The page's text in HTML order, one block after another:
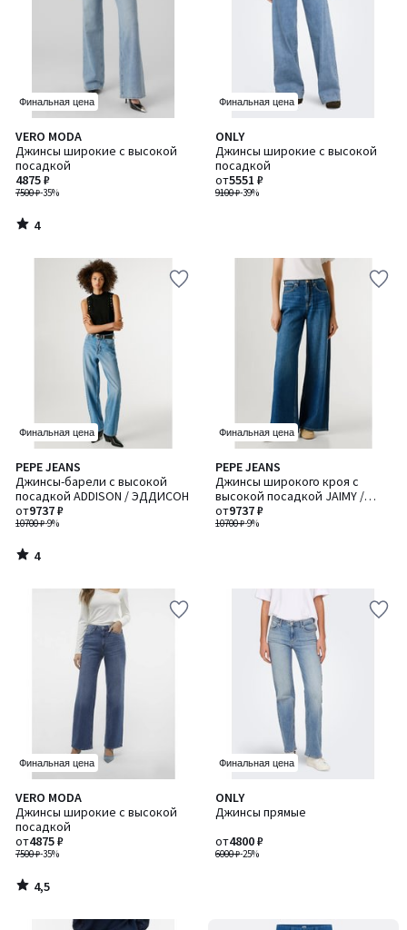
Финальная цена
VERO MODA
Джинсы широкие с высокой
посадкой
7500 ₽-35%
4875 ₽
4
/
5
4
/
Финальная цена
ONLY
Джинсы широкие с высокой
посадкой
9100 ₽-39%
от5551 ₽
Финальная цена
PEPE JEANS
Джинсы-барели с высокой
посадкой ADDISON / ЭДДИСОН
10700 ₽-9%
от9737 ₽
4
/
5
4
/
Финальная цена
PEPE JEANS
Джинсы широкого кроя с
высокой посадкой JAIMY /
ДЖЕЙМИ
10700 ₽-9%
от9737 ₽
Финальная цена
VERO MODA
Джинсы широкие с высокой
посадкой
7500 ₽-35%
от4875 ₽
4,5
/ 5
4,5
/
Финальная цена
ONLY
Джинсы прямые
6000 ₽-25%
от4800 ₽